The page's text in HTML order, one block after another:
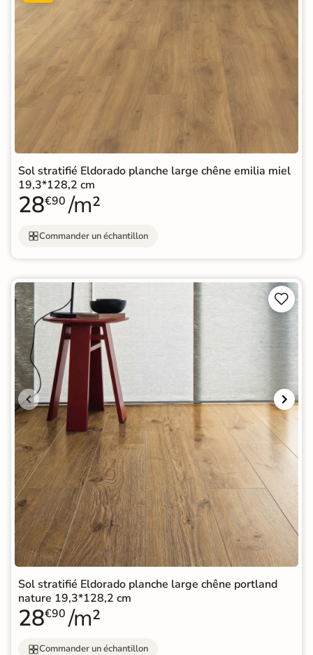
Sol stratifié Eldorado planche large chêne emilia miel
19,3*128,2 cm
28€90 /m²
Commander un échantillon


Sol stratifié Eldorado planche large chêne portland
nature 19,3*128,2 cm
28€90 /m²
Commander un échantillon